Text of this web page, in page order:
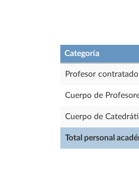
Categoría
Total personal
Profesor
Cuerpo de
Cuerpo de